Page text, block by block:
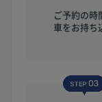
ご予約の時
車をお持ち